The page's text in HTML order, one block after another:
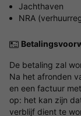
Jachthaven
NRA
De betaling zal
Na het afronden
en een factuur
op: het kan zijn
verblijf dient te